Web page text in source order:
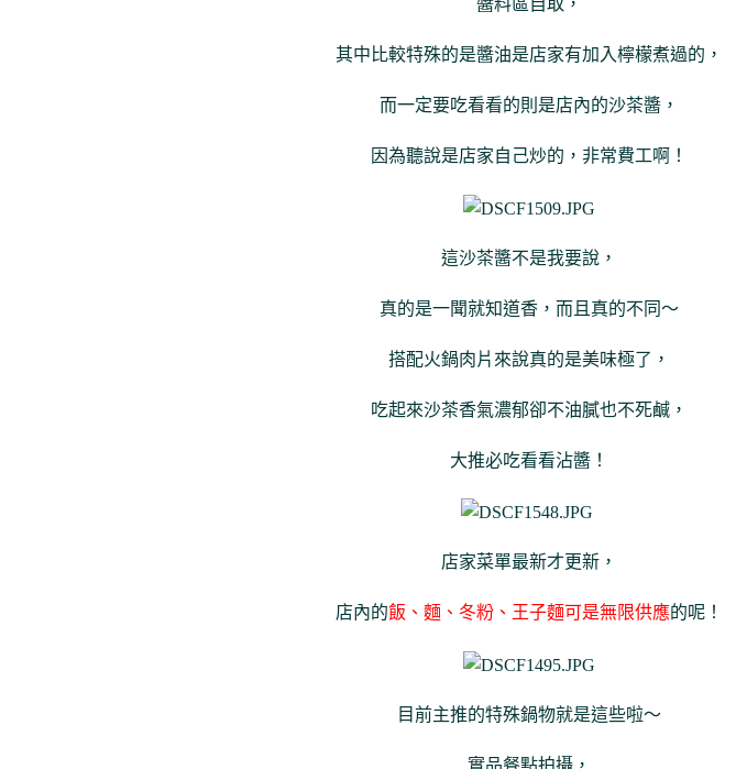
其中比較特殊的是醬油是店家有加入檸檬煮過的，
而一定要吃看看的則是店內的沙茶醬，
因為聽說是店家自己炒的，非常費工啊！
這沙茶醬不是我要說，
真的是一聞就知道香，而且真的不同～
搭配火鍋肉片來說真的是美味極了，
吃起來沙茶香氣濃郁卻不油膩也不死鹹，
大推必吃看看沾醬！
店家菜單最新才更新，
店內的飯、麵、冬粉、王子麵可是無限供應的呢！
目前主推的特殊鍋物就是這些啦～